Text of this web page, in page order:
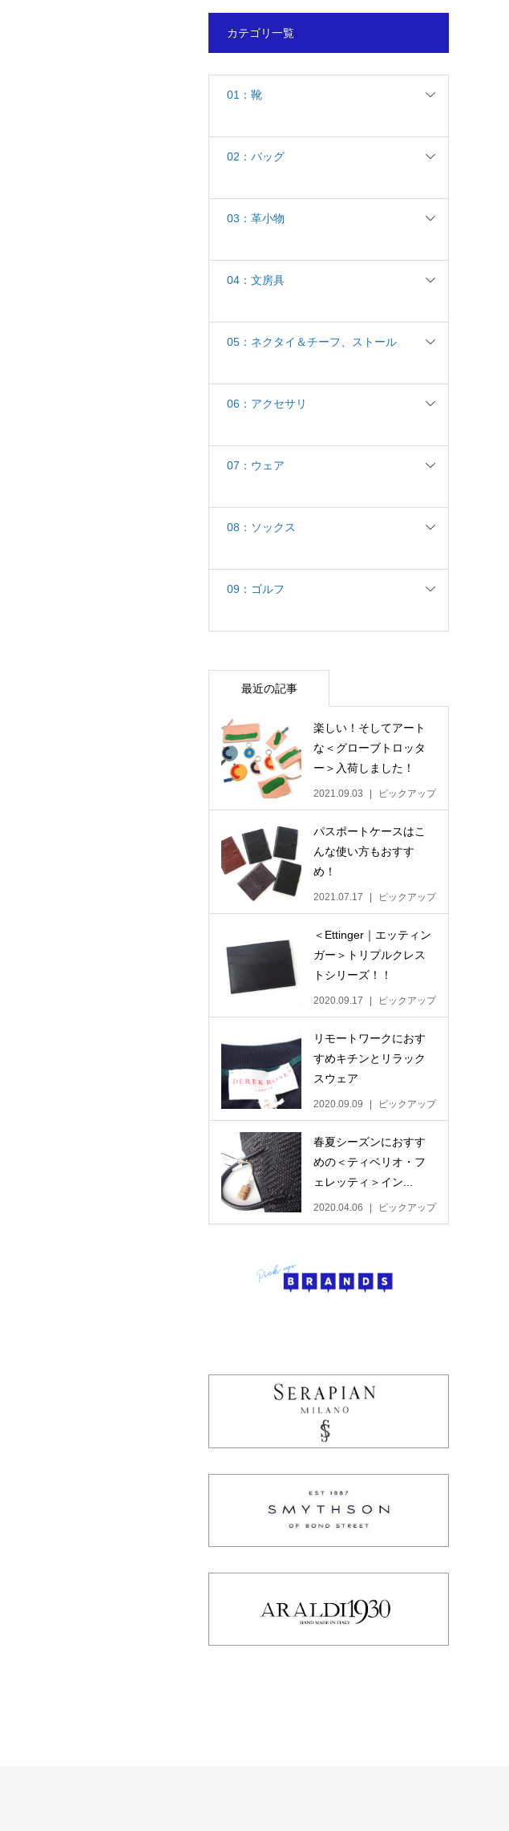
カテゴリ一覧
01：靴
02：バッグ
03：革小物
04：文房具
05：ネクタイ＆チーフ、ストール
06：アクセサリ
07：ウェア
08：ソックス
09：ゴルフ
最近の記事
楽しい！そしてアート
な＜グローブトロッタ
ー＞入荷しました！
2021.09.03 ピックアップ
パスポートケースはこ
んな使い方もおすす
め！
2021.07.17 ピックアップ
＜Ettinger｜エッティン
ガー＞トリプルクレス
トシリーズ！！
2020.09.17 ピックアップ
リモートワークにおす
すめキチンとリラック
スウェア
2020.09.09 ピックアップ
春夏シーズンにおすす
めの＜ティベリオ・フ
ェレッティ＞イン...
2020.04.06 ピックアップ